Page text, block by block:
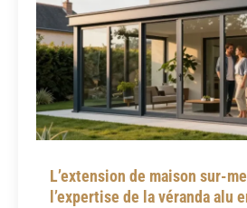
L’extension de maison sur-
l’expertise de la véranda alu